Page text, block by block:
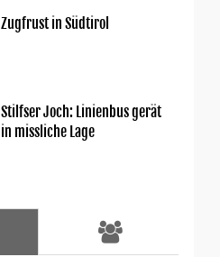
Zugfrust in Südtirol
Stilfser Joch: Linienbus gerät
in missliche Lage